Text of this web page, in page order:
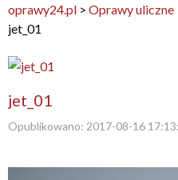
oprawy24.pl > Oprawy uliczne
jet_01
jet_01
Opublikowano: 2017-08-16